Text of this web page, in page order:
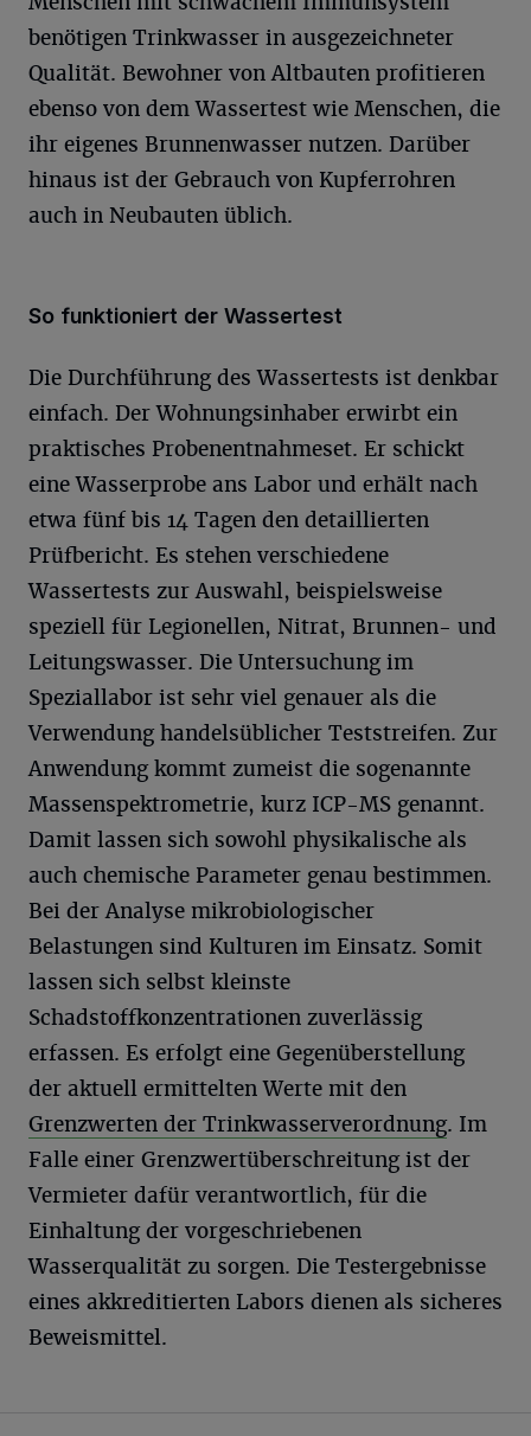
benötigen Trinkwasser in ausgezeichneter
Qualität. Bewohner von Altbauten profitieren
ebenso von dem Wassertest wie Menschen, die
ihr eigenes Brunnenwasser nutzen. Darüber
hinaus ist der Gebrauch von Kupferrohren
auch in Neubauten üblich.
So funktioniert der Wassertest
Die Durchführung des Wassertests ist denkbar
einfach. Der Wohnungsinhaber erwirbt ein
praktisches Probenentnahmeset. Er schickt
eine Wasserprobe ans Labor und erhält nach
etwa fünf bis 14 Tagen den detaillierten
Prüfbericht. Es stehen verschiedene
Wassertests zur Auswahl, beispielsweise
speziell für Legionellen, Nitrat, Brunnen- und
Leitungswasser. Die Untersuchung im
Speziallabor ist sehr viel genauer als die
Verwendung handelsüblicher Teststreifen. Zur
Anwendung kommt zumeist die sogenannte
Massenspektrometrie, kurz ICP-MS genannt.
Damit lassen sich sowohl physikalische als
auch chemische Parameter genau bestimmen.
Bei der Analyse mikrobiologischer
Belastungen sind Kulturen im Einsatz. Somit
lassen sich selbst kleinste
Schadstoffkonzentrationen zuverlässig
erfassen. Es erfolgt eine Gegenüberstellung
der aktuell ermittelten Werte mit den
Grenzwerten der Trinkwasserverordnung. Im
Falle einer Grenzwertüberschreitung ist der
Vermieter dafür verantwortlich, für die
Einhaltung der vorgeschriebenen
Wasserqualität zu sorgen. Die Testergebnisse
eines akkreditierten Labors dienen als sicheres
Beweismittel.